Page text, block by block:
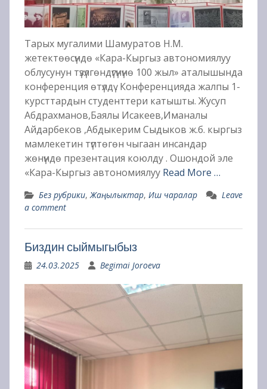
Тарых мугалими Шамуратов Н.М.
жетектөөсүндө «Кара-Кыргыз автономиялуу
облусунун түзүлгөндүгүнүнө 100 жыл» аталышында
конференция өтүлдү . Конференцияда жалпы 1-
курсттардын студенттери катышты. Жусуп
Абдрахманов,Баялы Исакеев,Иманалы
Айдарбеков ,Абдыкерим Сыдыков ж.б. кыргыз
мамлекетин түптөгөн чыгаан инсандар
жөнүндө презентация коюлду . Ошондой эле
«Кара-Кыргыз автономиялуу Read More …
Без рубрики,Жаңылыктар, Иш чаралар
Leave
a comment
Биздин сыймыгыбыз
24.03.2025 Begimai Joroeva